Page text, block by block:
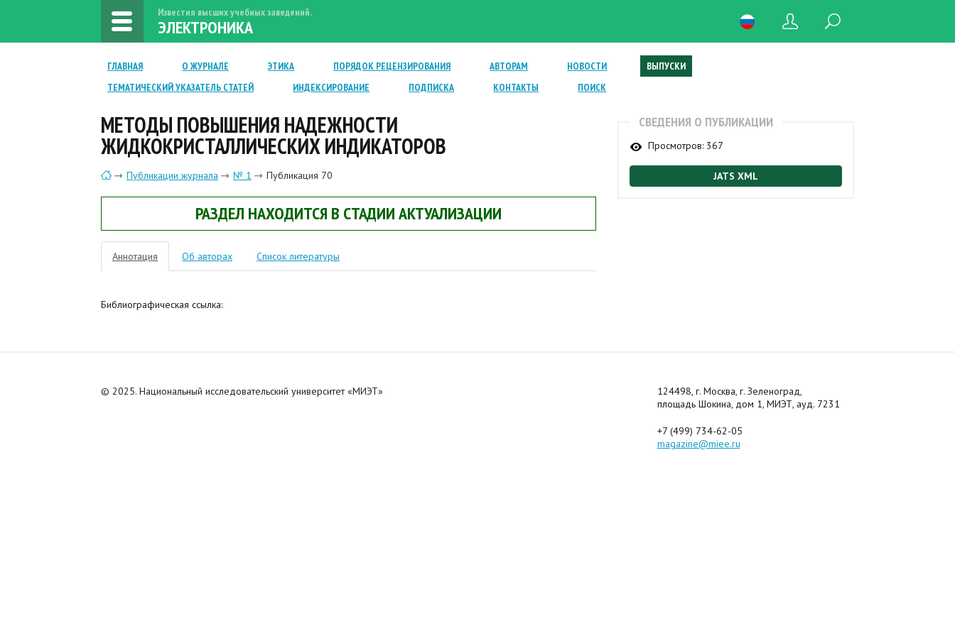
Известия высших учебных заведений.
ЭЛЕКТРОНИКА
ГЛАВНАЯ О ЖУРНАЛЕ ЭТИКА ПОРЯДОК РЕЦЕНЗИРОВАНИЯ АВТОРАМ НОВОСТИ
ВЫПУСКИ
ТЕМАТИЧЕСКИЙ УКАЗАТЕЛЬ СТАТЕЙ
ИНДЕКСИРОВАНИЕ ПОДПИСКА КОНТАКТЫ ПОИСК
МЕТОДЫ ПОВЫШЕНИЯ НАДЕЖНОСТИ
ЖИДКОКРИСТАЛЛИЧЕСКИХ ИНДИКАТОРОВ
Публикации журнала № 1 Публикация 70
РАЗДЕЛ НАХОДИТСЯ В СТАДИИ АКТУАЛИЗАЦИИ
Аннотация Об авторах Список литературы
Библиографическая ссылка:
СВЕДЕНИЯ О ПУБЛИКАЦИИ
Просмотров: 367
JATS XML
© 2025. Национальный исследовательский университет «МИЭТ»
124498, г. Москва, г. Зеленоград,
площадь Шокина, дом 1, МИЭТ, ауд. 7231
+7 (499) 734-62-05
magazine@miee.ru